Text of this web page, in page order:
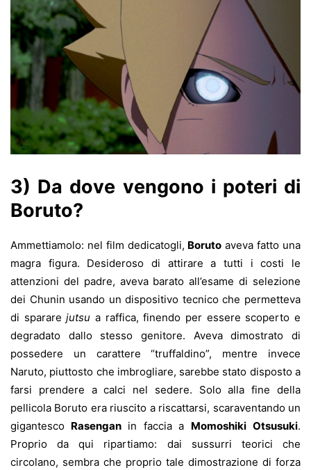
3) Da dove vengono i poteri di
Boruto?
Ammettiamolo: nel film dedicatogli, Boruto aveva fatto una
magra figura. Desideroso di attirare a tutti i costi le
attenzioni del padre, aveva barato all’esame di selezione
dei Chunin usando un dispositivo tecnico che permetteva
di spararejutsu a raffica, finendo per essere scoperto e
degradato dallo stesso genitore. Aveva dimostrato di
possedere un carattere “truffaldino”, mentre invece
Naruto, piuttosto che imbrogliare, sarebbe stato disposto a
farsi prendere a calci nel sedere. Solo alla fine della
pellicola Boruto era riuscito a riscattarsi, scaraventando un
gigantesco Rasengan in faccia a Momoshiki Otsusuki.
Proprio da qui ripartiamo: dai sussurri teorici che
circolano, sembra che proprio tale dimostrazione di forza